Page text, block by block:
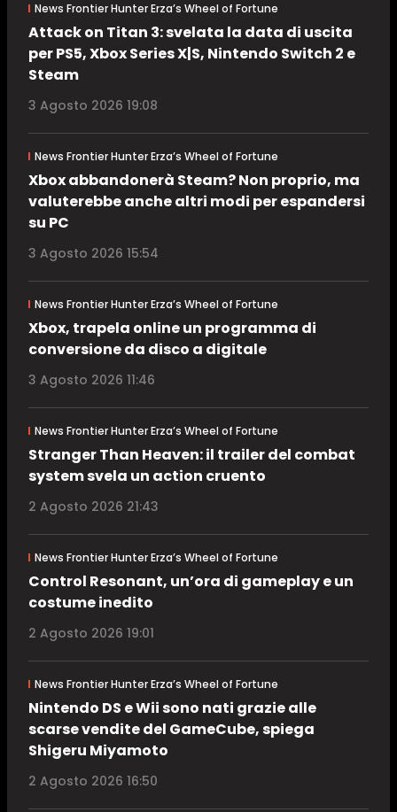
News Frontier Hunter Erza’s Wheel of Fortune
Attack on Titan 3: svelata la data di uscita
per PS5, Xbox Series X|S, Nintendo Switch 2 e
Steam
3 Agosto 2026 19:08
News Frontier Hunter Erza’s Wheel of Fortune
Xbox abbandonerà Steam? Non proprio, ma
valuterebbe anche altri modi per espandersi
su PC
3 Agosto 2026 15:54
News Frontier Hunter Erza’s Wheel of Fortune
Xbox, trapela online un programma di
conversione da disco a digitale
3 Agosto 2026 11:46
News Frontier Hunter Erza’s Wheel of Fortune
Stranger Than Heaven: il trailer del combat
system svela un action cruento
2 Agosto 2026 21:43
News Frontier Hunter Erza’s Wheel of Fortune
Control Resonant, un’ora di gameplay e un
costume inedito
2 Agosto 2026 19:01
News Frontier Hunter Erza’s Wheel of Fortune
Nintendo DS e Wii sono nati grazie alle
scarse vendite del GameCube, spiega
Shigeru Miyamoto
2 Agosto 2026 16:50